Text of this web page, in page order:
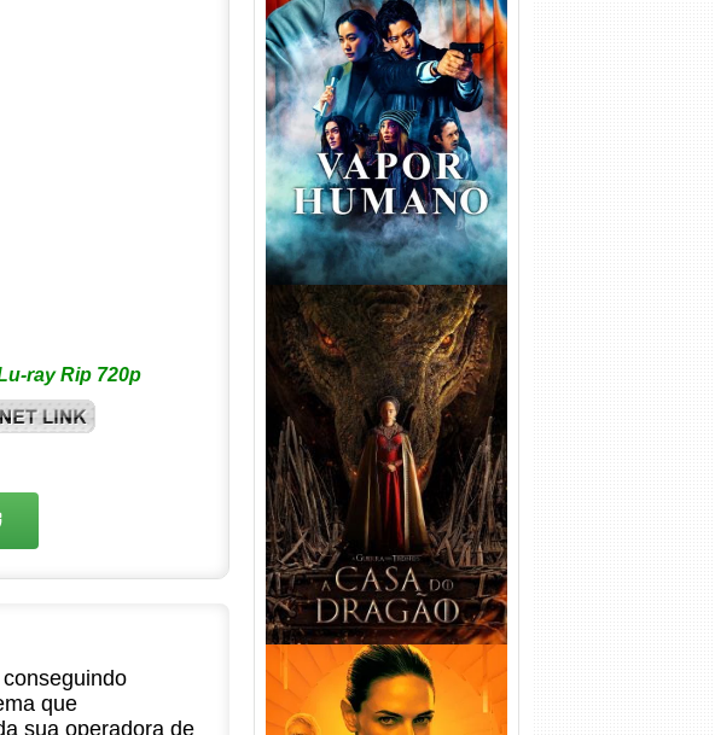
ray Rip 720p
que
sua operadora de
Vapor Humano 1ª Temporada
Torrent (2026) WEB-DL 1080p
Dual Áudio
A Casa do Dragão 1ª
Temporada Torrent (2022)
WEB-DL 720p/1080p Dual
Áudio